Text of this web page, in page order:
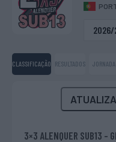
2026/
CLASSIFICAÇÃO RESULTADOS JORNADA
3×3 ALENQUER SUB13 -